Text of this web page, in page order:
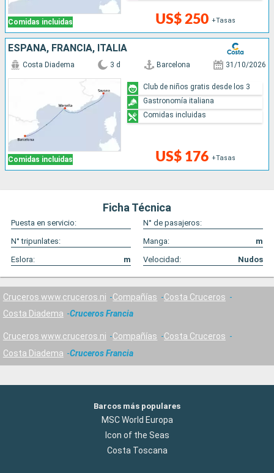
Comidas incluidas US$ 250 +Tasas
ESPAÑA, FRANCIA, ITALIA
Comidas incluidas
Costa Diadema 3 d Barcelona 31/10/2026
US$ 176 +Tasas
Club de niños gratis desde los 3
Gastronomía italiana
Comidas incluidas
Ficha Técnica
Puesta en servicio:
N° de pasajeros:
N° tripunlates:
Manga:
m
Eslora:
m Velocidad: Nudos
Cruceros www.cruceros.ni Compañías
Costa Cruceros
Costa Diadema
Cruceros Francia
Cruceros www.cruceros.ni Compañías
Costa Cruceros
Costa Diadema
Cruceros Francia
Barcos más populares
MSC World Europa
Icon of the Seas
Costa Toscana